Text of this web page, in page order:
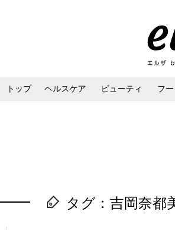
トップ ヘルスケア ビューティ フー
タグ：吉岡奈都